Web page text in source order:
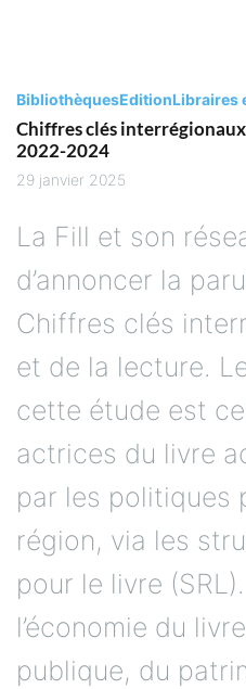
BibliothèquesEditionLibraires
Chiffres clés
2022-2024
29 janvier 2025
La Fill et son
d’annoncer la
Chiffres clés
et de la lecture.
cette étude est
actrices du livre
par les politiques
région, via les
pour le livre
l’économie du
publique, du